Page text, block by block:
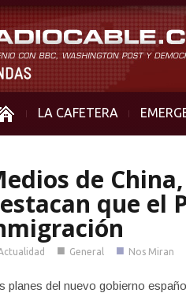
LA CAFETERA
de
que el
■ General ■ Nos Miran
planes del nuevo gobierno